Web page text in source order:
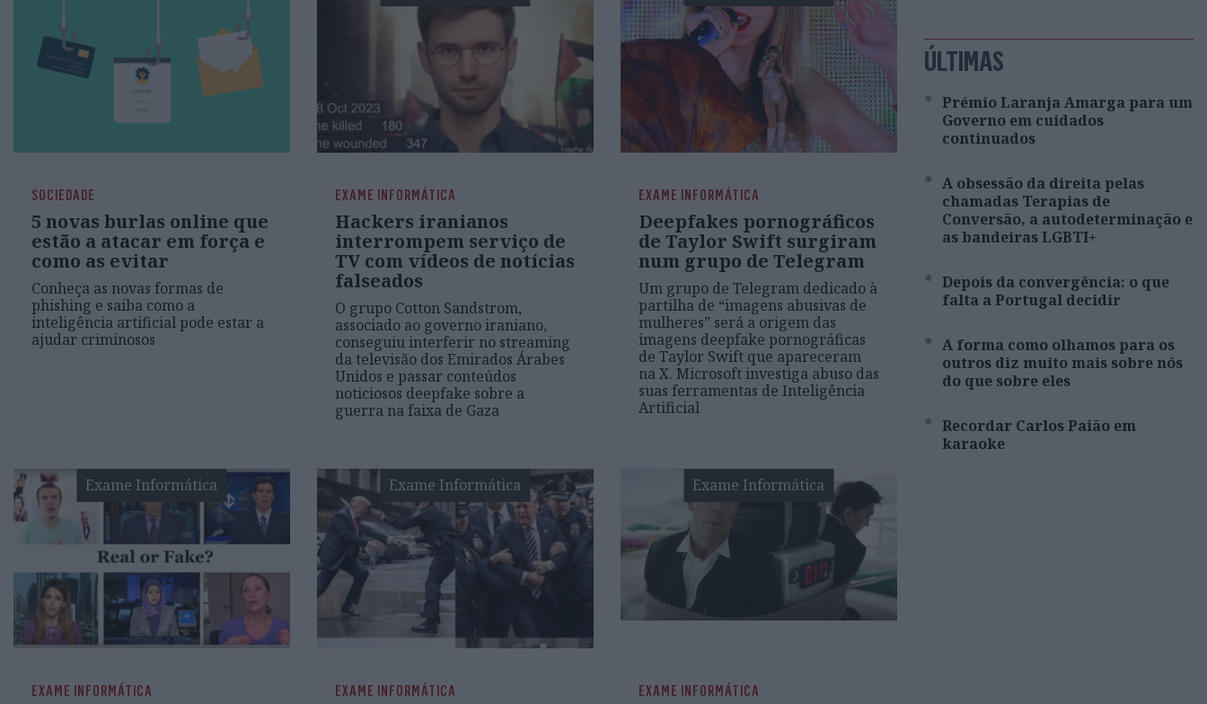
SOCIEDADE
5 novas burlas online que
estão a atacar em força e
como as evitar
Conheça as novas formas de
phishing e saiba como a
inteligência artificial pode estar a
ajudar criminosos
EXAME INFORMÁTICA
Hackers iranianos
interrompem serviço de
TV com vídeos de notícias
falseados
O grupo Cotton Sandstrom,
associado ao governo iraniano,
conseguiu interferir no streaming
da televisão dos Emirados Árabes
Unidos e passar conteúdos
noticiosos deepfake sobre a
guerra na faixa de Gaza
EXAME INFORMÁTICA
Deepfakes pornográficos
de Taylor Swift surgiram
num grupo de Telegram
Um grupo de Telegram dedicado à
partilha de “imagens abusivas de
mulheres” será a origem das
imagens deepfake pornográficas
de Taylor Swift que apareceram
na X. Microsoft investiga abuso das
suas ferramentas de Inteligência
Artificial
Exame Informática
EXAME INFORMÁTICA
Exame Informática
EXAME INFORMÁTICA
Exame Informática
EXAME INFORMÁTICA
ÚLTIMAS
Prémio Laranja Amarga para um
Governo em cuidados
continuados
A obsessão da direita pelas
chamadas Terapias de
Conversão, a autodeterminação e
as bandeiras LGBTI+
Depois da convergência: o que
falta a Portugal decidir
A forma como olhamos para os
outros diz muito mais sobre nós
do que sobre eles
Recordar Carlos Paião em
karaoke